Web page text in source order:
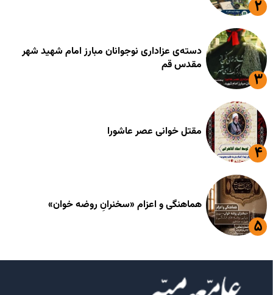
دسته‌ی عزاداری نوجوانان مبارز امام شهید شهر
مقدس قم
مقتل خوانی عصر عاشورا
هماهنگی و اعزام «سخنرانِ روضه خوان»